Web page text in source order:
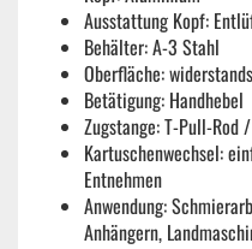
Ausstattung Kopf:
Behälter: A-3 Stahl
Oberfläche:
Betätigung: Handhebel
Zugstange: T-Pull-Rod
Kartuschenwechsel:
Entnehmen
Anwendung:
Anhängern,